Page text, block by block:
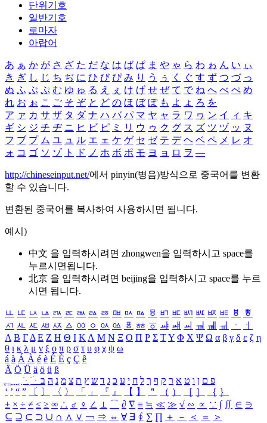
단위기호
일반기호
로마자
아랍어
あ ぁ か が さ ざ た だ な は ば ぱ ま や ゃ ら わ ゎ ん い ぃ
き ぎ し じ ち ぢ に ひ び ぴ み り う ぅ く ぐ す ず つ づ っ
ぬ ふ ぶ ぷ む ゆ ゅ る え ぇ け げ せ ぜ て で ね へ べ ぺ め
れ お ぉ こ ご そ ぞ と ど の ほ ぼ ぽ も よ ょ ろ を
ア ァ カ サ ザ タ ダ ナ ハ バ パ マ ヤ ャ ラ ワ ヮ ン イ ィ キ
ギ シ ジ チ ヂ ニ ヒ ビ ピ ミ リ ウ ゥ ク グ ス ズ ツ ヅ ッ ヌ
フ ブ プ ム ユ ュ ル エ ェ ケ ゲ セ ゼ テ デ ヘ ベ ペ メ レ オ
ォ コ ゴ ソ ゾ ト ド ノ ホ ボ ポ モ ヨ ョ ロ ヲ ―
http://chineseinput.net/에서 pinyin(병음)방식으로 중국어를 변환
할 수 있습니다.
변환된 중국어를 복사하여 사용하시면 됩니다.
예시)
中文 을 입력하시려면 zhongwen을 입력하시고 space를
누르시면됩니다.
北京 을 입력하시려면 beijing을 입력하시고 space를 누르
시면 됩니다.
ㅥ ㅦ ㅧ ㅨ ㅩ ㅪ ㅫ ㅬ ㅭ ㅮ ㅯ ㅰ ㅱ ㅲ ㅳ ㅴ ㅵ ㅶ ㅷ ㅸ
ㅹ
ㅺ ㅻ ㅼ ㅽ ㅾ ㅿ ㆀ ㆁ ㆂ ㆃ ㆄ ㆅ ㆆ ㆇ ㆈ ㆉ ㆊ ㆋ ㆌ ㆍ
ㆎ
Α Β ΓΔ Ε Ζ Η Θ Ι ΚΛ Μ Ν Ξ Ο Π Ρ Σ ΤΥ Φ Χ Ψ Ω α β γ δ ε ζ η
θ ι κ λ μ ν ξ ο π ρ σ τ υ φ χ ψ ω
á à Á À é è É È ç Ç ê
Ä Ö Ü ä ö ü ß
ִֶֹ ֻּ ׁׂ פ ם ן ו ט א ר ק ף ך ל ח י ע כ ג ד ש ץ ת צ מ נ ה ב
‘ ’ “ ” 〔 〕 〈 〉 「 」 『 』 【 】 ＂ （ ） ［ ］ ｛ ｝
± × ÷ ≠ ≤ ≥ ∞ ∴ ♂ ♀ ∠ ⊥ ⌒ ∂ ∇ ≡ ≒ ≪ ≫ √ ∽ ∝ ∵ ∫ ∬ ∈ ∋
⊆ ⊇ ⊂ ⊃ ∪ ∩ ∧ ∨ ￢ ⇒ ⇔ ∀ ∃ ∮ ∑ ∏ ＋ － ＜ ＝
＞